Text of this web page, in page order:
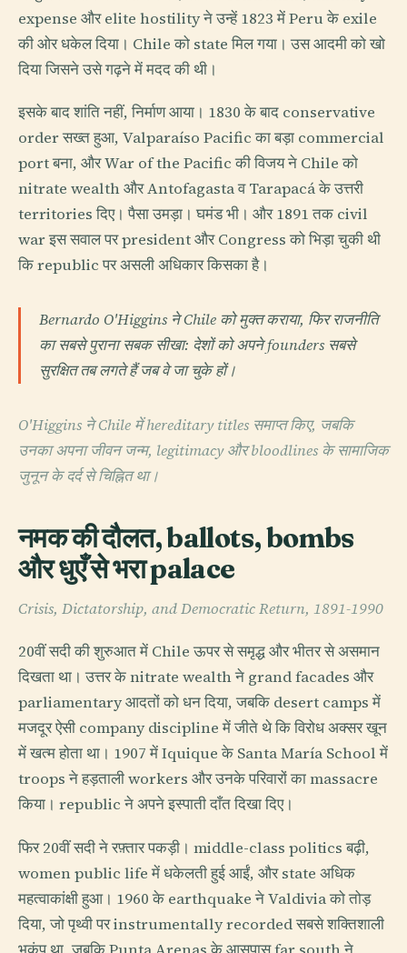
expense और elite hostility ने उन्हें 1823 में Peru के exile
की ओर धकेल दिया। Chile को state मिल गया। उस आदमी को खो
दिया जिसने उसे गढ़ने में मदद की थी।
इसके बाद शांति नहीं, निर्माण आया। 1830 के बाद conservative
order सख्त हुआ, Valparaíso Pacific का बड़ा commercial
port बना, और War of the Pacific की विजय ने Chile को
nitrate wealth और Antofagasta व Tarapacá के उत्तरी
territories दिए। पैसा उमड़ा। घमंड भी। और 1891 तक civil
war इस सवाल पर president और Congress को भिड़ा चुकी थी
कि republic पर असली अधिकार किसका है।
Bernardo O'Higgins ने Chile को मुक्त कराया, फिर राजनीति
का सबसे पुराना सबक सीखा: देशों को अपने founders सबसे
सुरक्षित तब लगते हैं जब वे जा चुके हों।
O'Higgins ने Chile में hereditary titles समाप्त किए, जबकि
उनका अपना जीवन जन्म, legitimacy और bloodlines के सामाजिक
जुनून के दर्द से चिह्नित था।
नमक की दौलत, ballots, bombs
और धुएँ से भरा palace
Crisis, Dictatorship, and Democratic Return, 1891-1990
20वीं सदी की शुरुआत में Chile ऊपर से समृद्ध और भीतर से असमान
दिखता था। उत्तर के nitrate wealth ने grand facades और
parliamentary आदतों को धन दिया, जबकि desert camps में
मजदूर ऐसी company discipline में जीते थे कि विरोध अक्सर खून
में खत्म होता था। 1907 में Iquique के Santa María School में
troops ने हड़ताली workers और उनके परिवारों का massacre
किया। republic ने अपने इस्पाती दाँत दिखा दिए।
फिर 20वीं सदी ने रफ़्तार पकड़ी। middle-class politics बढ़ी,
women public life में धकेलती हुई आईं, और state अधिक
महत्वाकांक्षी हुआ। 1960 के earthquake ने Valdivia को तोड़
दिया, जो पृथ्वी पर instrumentally recorded सबसे शक्तिशाली